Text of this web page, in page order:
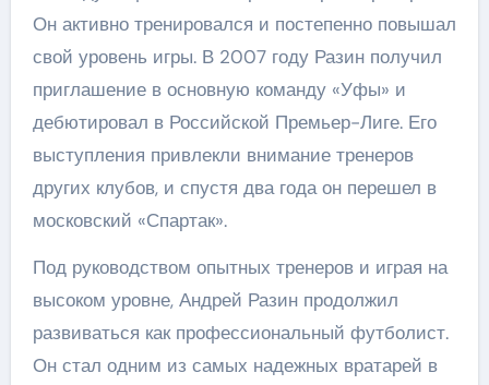
Он активно тренировался и постепенно повышал
свой уровень игры. В 2007 году Разин получил
приглашение в основную команду «Уфы» и
дебютировал в Российской Премьер-Лиге. Его
выступления привлекли внимание тренеров
других клубов, и спустя два года он перешел в
московский «Спартак».
Под руководством опытных тренеров и играя на
высоком уровне, Андрей Разин продолжил
развиваться как профессиональный футболист.
Он стал одним из самых надежных вратарей в